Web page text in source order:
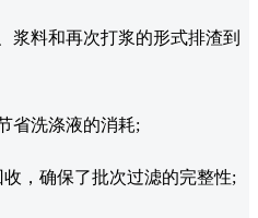
浆料和再次打浆的形式排渣到
省洗涤液的消耗;
，确保了批次过滤的完整性;